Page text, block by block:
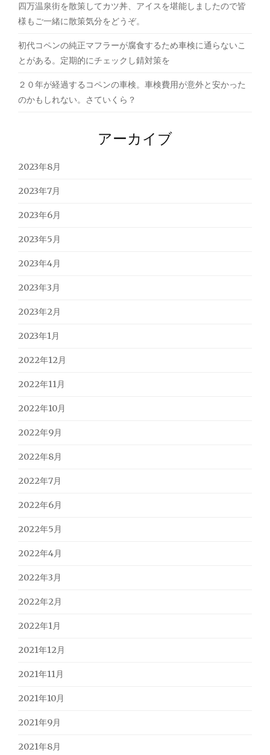
四万温泉街を散策してカツ丼、アイスを堪能しましたので皆
様もご一緒に散策気分をどうぞ。
初代コペンの純正マフラーが腐食するため車検に通らないこ
とがある。定期的にチェックし錆対策を
２０年が経過するコペンの車検。車検費用が意外と安かった
のかもしれない。さていくら？
アーカイブ
2023年8月
2023年7月
2023年6月
2023年5月
2023年4月
2023年3月
2023年2月
2023年1月
2022年12月
2022年11月
2022年10月
2022年9月
2022年8月
2022年7月
2022年6月
2022年5月
2022年4月
2022年3月
2022年2月
2022年1月
2021年12月
2021年11月
2021年10月
2021年9月
2021年8月